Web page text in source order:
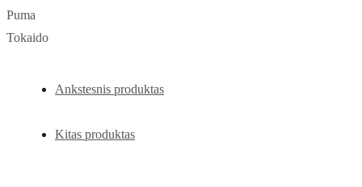
Puma
Tokaido
Ankstesnis produktas
Kitas produktas